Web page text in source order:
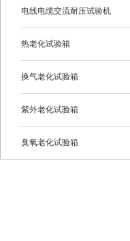
电线电缆交流耐压试验机
热老化试验箱
换气老化试验箱
紫外老化试验箱
臭氧老化试验箱